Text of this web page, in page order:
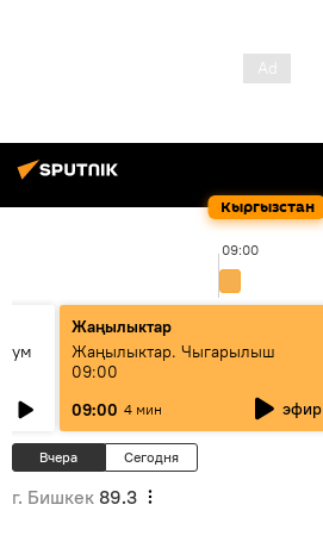
Кыргызстан
09:00
Жаңылыктар
Жаңылыктар. Чыгарылыш
09:00
09:00 4 мин эфир
Вчера Сегодня
г. Бишкек 89.3